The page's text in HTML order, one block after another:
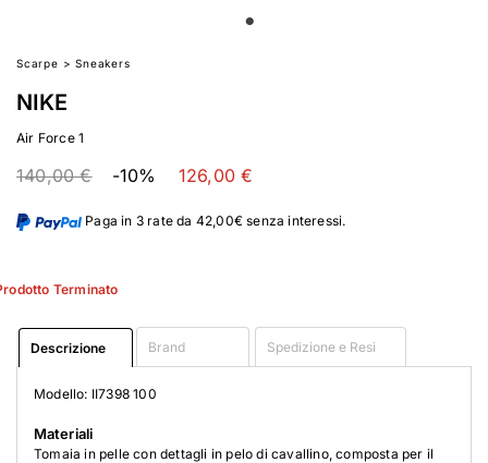
Scarpe >Sneakers
NIKE
Air Force 1
140,00 € -10% 126,00 €
Paga in 3 rate da 42,00€ senza interessi.
Terminato
Descrizione Brand Spedizione e Resi
Modello: II7398 100
Materiali
Tomaia in pelle con dettagli in pelo di cavallino, composta per il